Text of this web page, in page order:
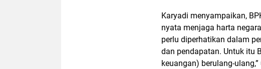
Karyadi menyampaikan,
nyata menjaga harta
perlu diperhatikan dalam
dan pendapatan. Untuk itu
keuangan) berulang-ulang,”